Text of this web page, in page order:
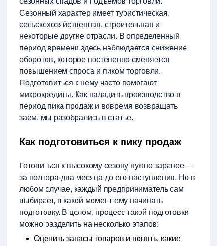
Сезонный характер имеет туристическая,
сельскохозяйственная, строительная и
некоторые другие отрасли. В определенный
период времени здесь наблюдается снижение
оборотов, которое постепенно сменяется
повышением спроса и пиком торговли.
Подготовиться к нему часто помогают
микрокредиты. Как наладить производство в
период пика продаж и вовремя возвращать
заём, мы разобрались в статье.
Как подготовиться к пику продаж
Готовиться к высокому сезону нужно заранее –
за полтора-два месяца до его наступления. Но в
любом случае, каждый предприниматель сам
выбирает, в какой момент ему начинать
подготовку. В целом, процесс такой подготовки
можно разделить на несколько этапов:
Оценить запасы товаров и понять, какие